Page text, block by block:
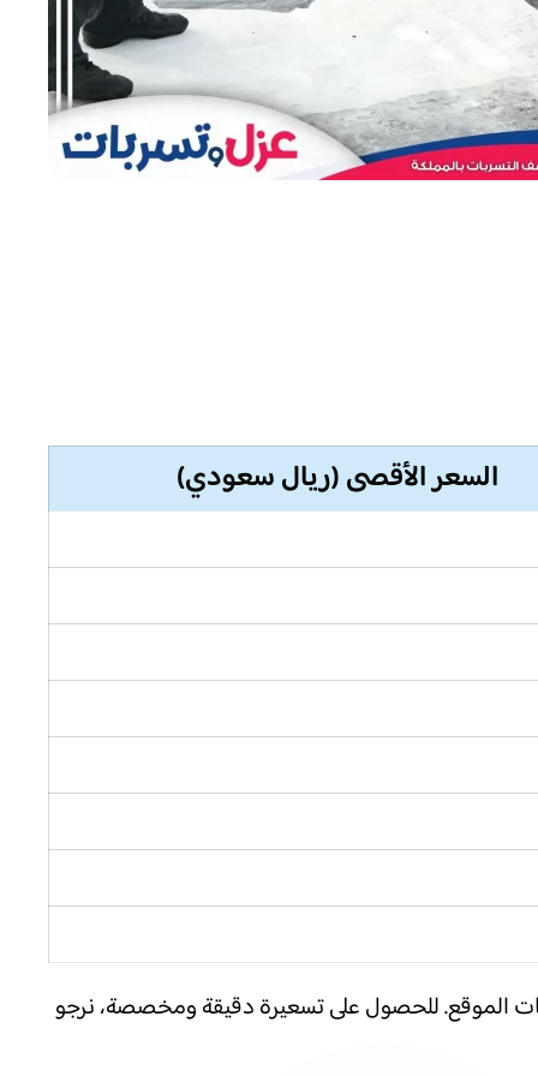
السعر الأقصى (ريال سعودي)
الموقع. للحصول على تسعيرة دقيقة ومخصصة، نرجو